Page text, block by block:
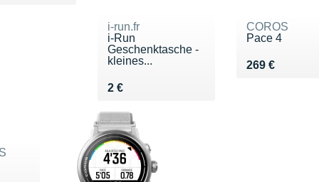
i-run.fr
i-Run
Geschenktasche -
kleines...
2 €
Vendu 2 €
COROS
Pace 4
269 €
Vendu 269 €